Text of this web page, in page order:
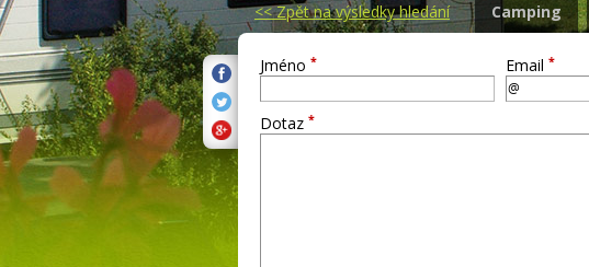
<<Zpět na výsledky hledání Camping
Jméno * Email *
Dotaz *